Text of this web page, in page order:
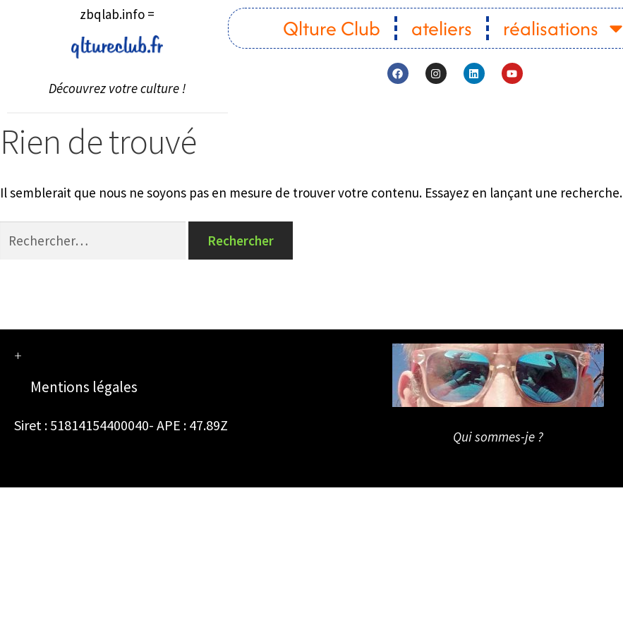
zbqlab.info =
Découvrez votre culture !
Qlture Club ateliers réalisations
Rien de trouvé
Il semblerait que nous ne soyons pas en mesure de trouver votre contenu. Essayez en lançant une recherche.
+
Mentions légales
Siret : 51814154400040- APE : 47.89Z
Qui sommes-je ?